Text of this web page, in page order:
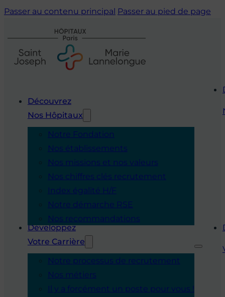
Passer au contenu principal Passer au pied de page
Découvrez
Nos Hôpitaux
Notre Fondation
Nos établissements
Nos missions et nos valeurs
Nos chiffres clés recrutement
Index égalité H/F
Notre démarche RSE
Nos recommandations
Développez
Votre Carrière
Notre processus de recrutement
Nos métiers
Il y a forcément un poste pour vous !